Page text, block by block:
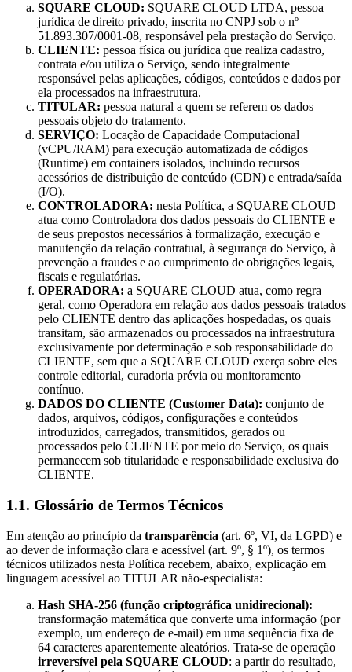
SQUARE CLOUD: SQUARE CLOUD LTDA, pessoa
jurídica de direito privado, inscrita no CNPJ sob o nº
51.893.307/0001-08, responsável pela prestação do Serviço.
CLIENTE: pessoa física ou jurídica que realiza cadastro,
contrata e/ou utiliza o Serviço, sendo integralmente
responsável pelas aplicações, códigos, conteúdos e dados por
ela processados na infraestrutura.
TITULAR: pessoa natural a quem se referem os dados
pessoais objeto do tratamento.
SERVIÇO: Locação de Capacidade Computacional
(vCPU/RAM) para execução automatizada de códigos
(Runtime) em containers isolados, incluindo recursos
acessórios de distribuição de conteúdo (CDN) e entrada/saída
(I/O).
CONTROLADORA: nesta Política, a SQUARE CLOUD
atua como Controladora dos dados pessoais do CLIENTE e
de seus prepostos necessários à formalização, execução e
manutenção da relação contratual, à segurança do Serviço, à
prevenção a fraudes e ao cumprimento de obrigações legais,
fiscais e regulatórias.
OPERADORA: a SQUARE CLOUD atua, como regra
geral, como Operadora em relação aos dados pessoais tratados
pelo CLIENTE dentro das aplicações hospedadas, os quais
transitam, são armazenados ou processados na infraestrutura
exclusivamente por determinação e sob responsabilidade do
CLIENTE, sem que a SQUARE CLOUD exerça sobre eles
controle editorial, curadoria prévia ou monitoramento
contínuo.
DADOS DO CLIENTE (Customer Data): conjunto de
dados, arquivos, códigos, configurações e conteúdos
introduzidos, carregados, transmitidos, gerados ou
processados pelo CLIENTE por meio do Serviço, os quais
permanecem sob titularidade e responsabilidade exclusiva do
CLIENTE.
1.1. Glossário de Termos Técnicos
Em atenção ao princípio da transparência (art. 6º, VI, da LGPD) e
ao dever de informação clara e acessível (art. 9º, § 1º), os termos
técnicos utilizados nesta Política recebem, abaixo, explicação em
linguagem acessível ao TITULAR não-especialista:
Hash SHA-256 (função criptográfica unidirecional):
transformação matemática que converte uma informação (por
exemplo, um endereço de e-mail) em uma sequência fixa de
64 caracteres aparentemente aleatórios. Trata-se de operação
irreversível pela SQUARE CLOUD: a partir do resultado,